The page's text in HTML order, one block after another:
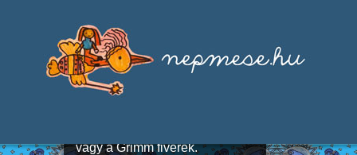
útján terjedő elbeszélésekből,
melyeket olyan ismert gyűjtők
állítottak össze, mint Benedek
vagy a Grimm fivérek.